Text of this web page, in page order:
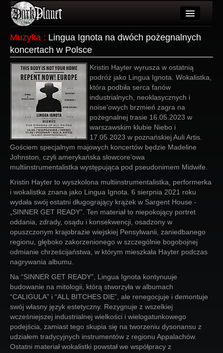
Użytkownicy
Wydarzenia
Galeria
Forum
Więcej
Login
Muzyka : Lingua Ignota na dwóch pożegnalnych
koncertach w Polsce
Kristin Hayter wyrusza w ostatnią
podróż jako Lingua Ignota. Wokalistka,
która podbiła serca fanów
industrialnych, neoklasycznych i
noise’owych brzmień zagra na
pożegnalnej trasie 16.05.2023 w
warszawskim klubie Niebo i
17.05.2023 w poznańskiej Auli Artis.
Gościem specjalnym majowych koncertów będzie Madeline
Johnston, czyli amerykańska slowcore’owa
multiinstrumentalistka występująca pod pseudonimem Midwife.
Kristin Hayter to wyszkolona multiinstrumentalistka, performerka
i wokalistka znana jako Lingua Ignota. 6 sierpnia 2021 roku
wydała swój ostatni długogrający krążek w Sargent House -
„SINNER GET READY”. Ten materiał to niepokojący portret
oddania, zdrady, osądu i konsekwencji, osadzony w
opuszczonym krajobrazie wiejskiej Pensylwanii, zaniedbanego
regionu, głęboko zakorzenionego w szczególnie bogobojnej
odmianie chrześcijaństwa, w którym mieszkała Hayter podczas
nagrywania albumu.
Na “SINNER GET READY”, Lingua Ignota kontynuuje
budowanie na mitologii, którą stworzyła w albumach
“CALIGULA” i “ALL BITCHES DIE”, ale renegocjuje i demontuje
swój własny język estetyczny. Rezygnuje z wszelkiej
wcześniejszej industrialnej wielkości i wielogatunkowego
podejścia, zamiast tego skupia się na tworzeniu dysonansu z
udziałem tradycyjnych instrumentów z regionu Appalachów.
Ostatni materiał wokalistki powstał we współpracy z